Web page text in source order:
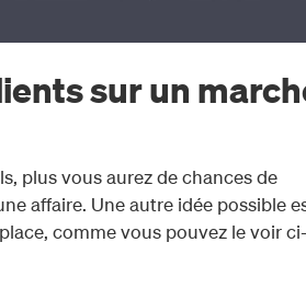
sur un
plus vous aurez de chances de
affaire. Une autre idée possible
comme vous pouvez le voir ci-